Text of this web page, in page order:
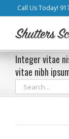
Call Us Today!
Integer vitae
vitae nibh
Search
for: